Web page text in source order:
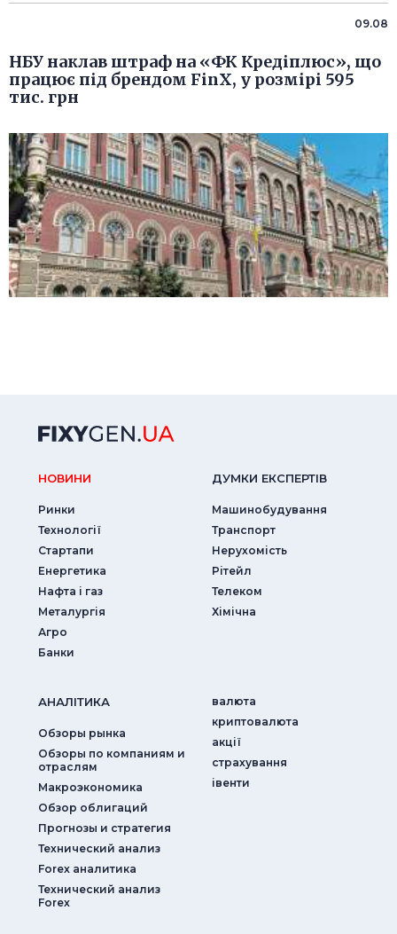
09.08
НБУ наклав штраф на «ФК Кредіплюс», що
працює під брендом FinX, у розмірі 595
тис. грн
НОВИНИ
Ринки
Технології
Стартапи
Енергетика
Нафта і газ
Металургія
Агро
Банки
ДУМКИ ЕКСПЕРТIВ
Машинобудування
Транспорт
Нерухомість
Рітейл
Телеком
Хімічна
АНАЛIТИКА
Обзоры рынка
Обзоры по компаниям и
отраслям
Макроэкономика
Обзор облигаций
Прогнозы и стратегия
Технический анализ
Forex аналитика
Технический анализ
Forex
валюта
криптовалюта
акції
страхування
iвенти